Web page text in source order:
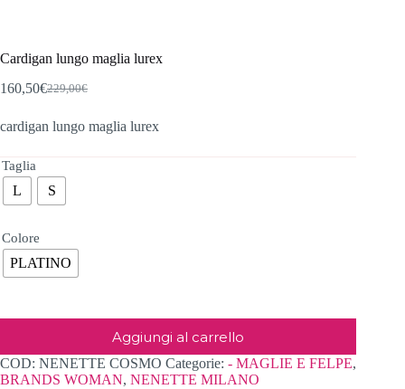
Cardigan lungo maglia lurex
229,00€
Il
originale
160,50€Il
attuale
cardigan lungo maglia lurex
Taglia
L S
Colore
PLATINO
Aggiungi al carrello
COD: NENETTE COSMO Categorie: - MAGLIE E FELPE,
BRANDS WOMAN, NENETTE MILANO